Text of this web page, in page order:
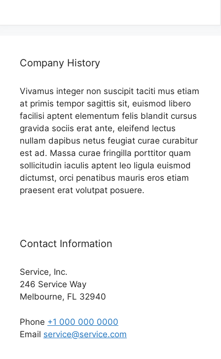
Company History
Vivamus integer non suscipit taciti mus etiam
at primis tempor sagittis sit, euismod libero
facilisi aptent elementum felis blandit cursus
gravida sociis erat ante, eleifend lectus
nullam dapibus netus feugiat curae curabitur
est ad. Massa curae fringilla porttitor quam
sollicitudin iaculis aptent leo ligula euismod
dictumst, orci penatibus mauris eros etiam
praesent erat volutpat posuere.
Contact Information
Service, Inc.
246 Service Way
Melbourne, FL 32940
Phone +1 000 000 0000
Email service@service.com